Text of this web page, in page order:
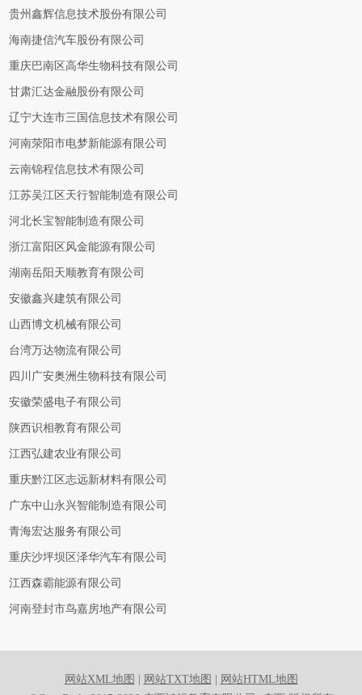
贵州鑫辉信息技术股份有限公司
海南捷信汽车股份有限公司
重庆巴南区高华生物科技有限公司
甘肃汇达金融股份有限公司
辽宁大连市三国信息技术有限公司
河南荥阳市电梦新能源有限公司
云南锦程信息技术有限公司
江苏吴江区天行智能制造有限公司
河北长宝智能制造有限公司
浙江富阳区风金能源有限公司
湖南岳阳天顺教育有限公司
安徽鑫兴建筑有限公司
山西博文机械有限公司
台湾万达物流有限公司
四川广安奥洲生物科技有限公司
安徽荣盛电子有限公司
陕西识相教育有限公司
江西弘建农业有限公司
重庆黔江区志远新材料有限公司
广东中山永兴智能制造有限公司
青海宏达服务有限公司
重庆沙坪坝区泽华汽车有限公司
江西森霸能源有限公司
河南登封市鸟嘉房地产有限公司
网站XML地图 网站TXT地图
网站HTML地图